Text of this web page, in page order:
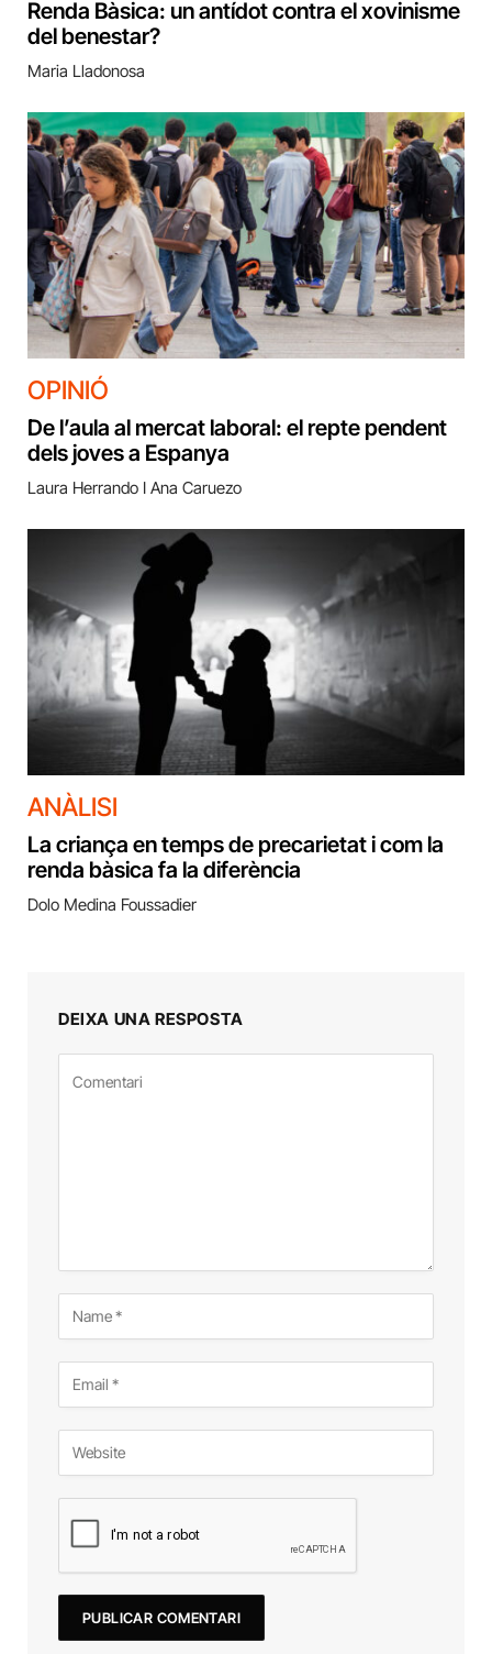
Renda Bàsica: un antídot contra el xovinisme
del benestar?
Maria Lladonosa
OPINIÓ
De l’aula al mercat laboral: el repte pendent
dels joves a Espanya
Laura Herrando I Ana Caruezo
ANÀLISI
La criança en temps de precarietat i com la
renda bàsica fa la diferència
Dolo Medina Foussadier
DEIXA UNA RESPOSTA